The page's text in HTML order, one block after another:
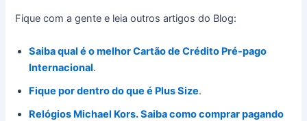
Fique com a gente e leia outros artigos do Blog:
Saiba qual é o melhor Cartão de Crédito Pré-pago
Internacional.
Fique por dentro do que é Plus Size.
Relógios Michael Kors. Saiba como comprar pagando